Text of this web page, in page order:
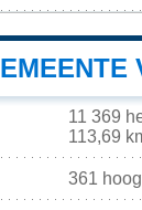
11 369
113,69
361